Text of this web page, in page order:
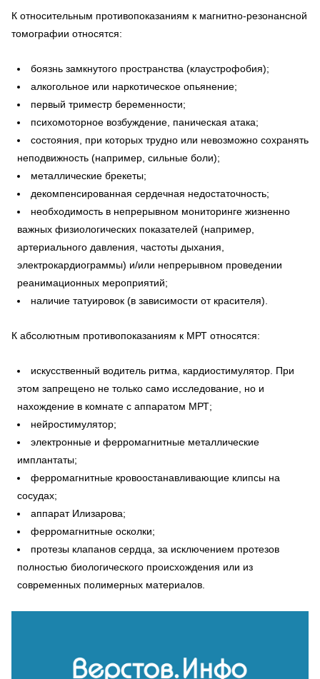
К относительным противопоказаниям к магнитно-резонансной
томографии относятся:
боязнь замкнутого пространства (клаустрофобия);
алкогольное или наркотическое опьянение;
первый триместр беременности;
психомоторное возбуждение, паническая атака;
состояния, при которых трудно или невозможно сохранять
неподвижность (например, сильные боли);
металлические брекеты;
декомпенсированная сердечная недостаточность;
необходимость в непрерывном мониторинге жизненно
важных физиологических показателей (например,
артериального давления, частоты дыхания,
электрокардиограммы) и/или непрерывном проведении
реанимационных мероприятий;
наличие татуировок (в зависимости от красителя).
К абсолютным противопоказаниям к МРТ относятся:
искусственный водитель ритма, кардиостимулятор. При
этом запрещено не только само исследование, но и
нахождение в комнате с аппаратом МРТ;
нейростимулятор;
электронные и ферромагнитные металлические
имплантаты;
ферромагнитные кровоостанавливающие клипсы на
сосудах;
аппарат Илизарова;
ферромагнитные осколки;
протезы клапанов сердца, за исключением протезов
полностью биологического происхождения или из
современных полимерных материалов.